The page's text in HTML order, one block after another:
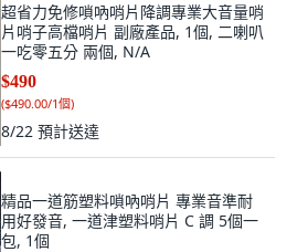
超省力免修嗩吶哨片降調專業大音量哨
片哨子高檔哨片 副廠產品, 1個, 二喇叭
一吃零五分 兩個, N/A
$490
($490.00/1個)
8/22 預計送達
精品一道筋塑料嗩吶哨片 專業音準耐
用好發音, 一道津塑料哨片 C 調 5個一
包, 1個